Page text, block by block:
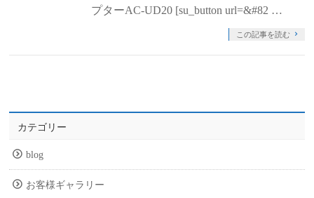
プターAC-UD20 [su_button url=&#82 …
この記事を読む
カテゴリー
blog
お客様ギャラリー